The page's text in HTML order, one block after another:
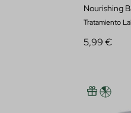
Nourishing
Tratamiento
5,99 €